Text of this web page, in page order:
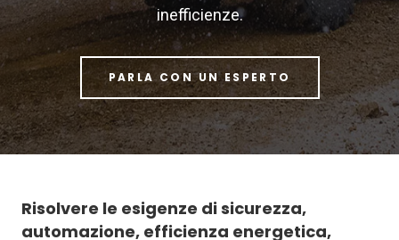
inefficienze.
PARLA CON UN ESPERTO
Risolvere le esigenze di sicurezza,
automazione, efficienza energetica,